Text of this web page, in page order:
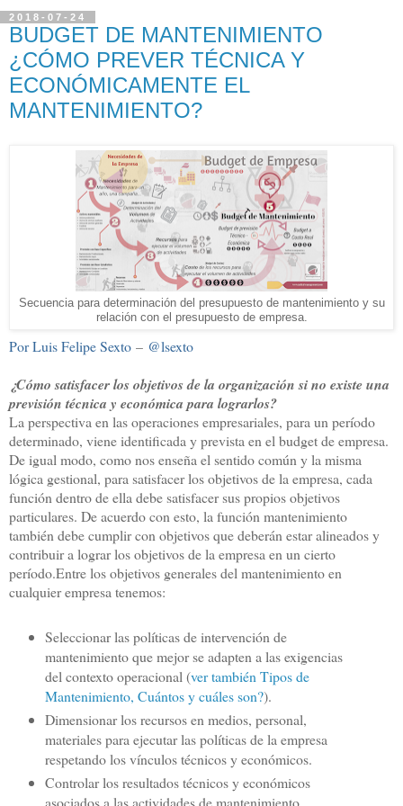
2018-07-24
BUDGET DE MANTENIMIENTO
¿CÓMO PREVER TÉCNICA Y
ECONÓMICAMENTE EL
MANTENIMIENTO?
Secuencia para determinación del presupuesto de mantenimiento y su
relación con el presupuesto de empresa.
Por Luis Felipe Sexto – @lsexto
¿Cómo satisfacer los objetivos de la organización si no existe una
previsión técnica y económica para lograrlos?
La perspectiva en las operaciones empresariales, para un período
determinado, viene identificada y prevista en el budget de empresa.
De igual modo, como nos enseña el sentido común y la misma
lógica gestional, para satisfacer los objetivos de la empresa, cada
función dentro de ella debe satisfacer sus propios objetivos
particulares. De acuerdo con esto, la función mantenimiento
también debe cumplir con objetivos que deberán estar alineados y
contribuir a lograr los objetivos de la empresa en un cierto
período.Entre los objetivos generales del mantenimiento en
cualquier empresa tenemos:
Seleccionar las políticas de intervención de
mantenimiento que mejor se adapten a las exigencias
del contexto operacional (ver también Tipos de
Mantenimiento, Cuántos y cuáles son?).
Dimensionar los recursos en medios, personal,
materiales para ejecutar las políticas de la empresa
respetando los vínculos técnicos y económicos.
Controlar los resultados técnicos y económicos
asociados a las actividades de mantenimiento.